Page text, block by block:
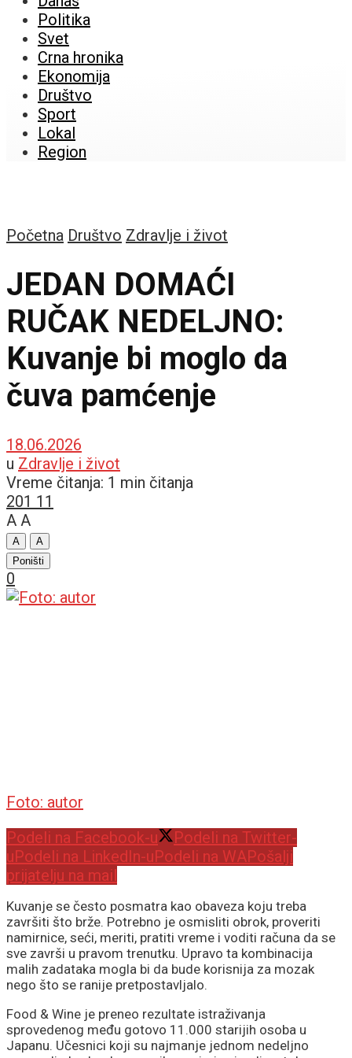
Politika
Svet
Crna hronika
Ekonomija
Društvo
Sport
Lokal
Region
Početna Društvo Zdravlje i život
JEDAN DOMAĆI
RUČAK NEDELJNO:
Kuvanje bi moglo da
čuva pamćenje
18.06.2026
u Zdravlje i život
Vreme čitanja: 1 min čitanja
201 11
A A
A
A
Poništi
0
Foto: autor
Podeli na Facebook-u
Podeli na Twitter-
uPodeli na LinkedIn-uPodeli na WAPošalji
prijatelju na mail
Kuvanje se često posmatra kao obaveza koju treba
završiti što brže. Potrebno je osmisliti obrok, proveriti
namirnice, seći, meriti, pratiti vreme i voditi računa da se
sve završi u pravom trenutku. Upravo ta kombinacija
malih zadataka mogla bi da bude korisnija za mozak
nego što se ranije pretpostavljalo.
Food & Wine je preneo rezultate istraživanja
sprovedenog među gotovo 11.000 starijih osoba u
Japanu. Učesnici koji su najmanje jednom nedeljno